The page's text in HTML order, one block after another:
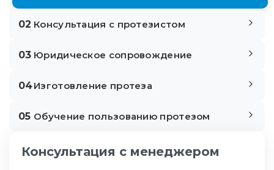
02 Консультация с протезистом
03 Юридическое сопровождение
04Изготовление протеза
05 Обучение пользованию протезом
Консультация с менеджером